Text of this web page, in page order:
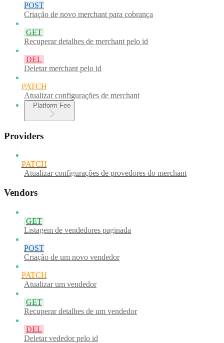
POST
Criação de novo merchant para cobrança
GET
Recuperar detalhes de merchant pelo id
DEL
Deletar merchant pelo id
PATCH
Atualizar configurações de merchant
Platform Fee
Providers
PATCH
Atualizar configurações de provedores do merchant
Vendors
GET
Listagem de vendedores paginada
POST
Criação de um novo vendedor
PATCH
Atualizar um vendedor
GET
Recuperar detalhes de um vendedor
DEL
Deletar vededor pelo id